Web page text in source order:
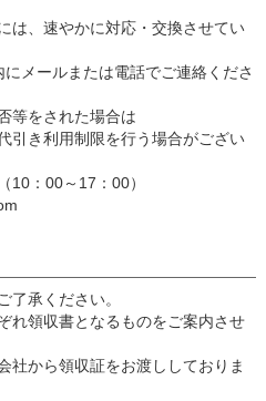
は、速やかに対応・交換させてい
メールまたは電話でご連絡くださ
等をされた場合は
引き利用制限を行う場合がござい
10：00～17：00）
了承ください。
れ領収書となるものをご案内させ
社から領収証をお渡ししておりま